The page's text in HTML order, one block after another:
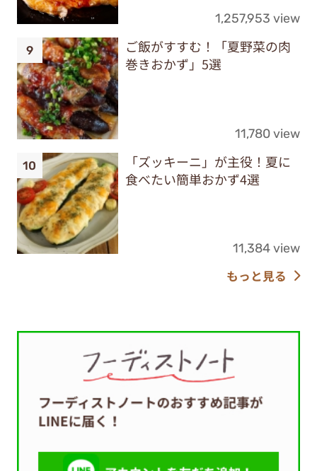
1,257,953 view
ご飯がすすむ！「夏野菜の肉
巻きおかず」5選
11,780 view
「ズッキーニ」が主役！夏に
食べたい簡単おかず4選
11,384 view
もっと見る